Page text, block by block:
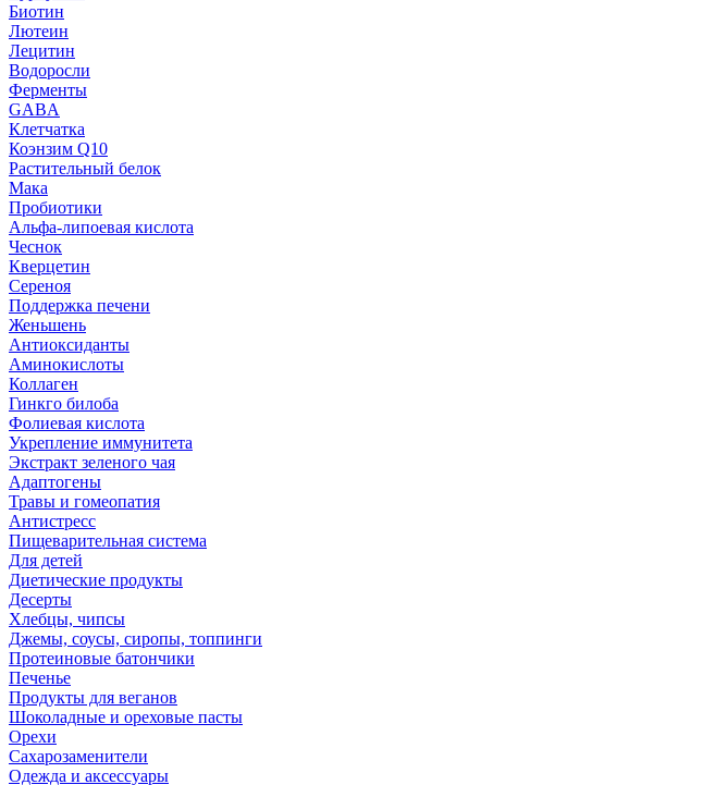
Биотин
Лютеин
Лецитин
Водоросли
Ферменты
GABA
Клетчатка
Коэнзим Q10
Растительный белок
Мака
Пробиотики
Альфа-липоевая кислота
Чеснок
Кверцетин
Сереноя
Поддержка печени
Женьшень
Антиоксиданты
Аминокислоты
Коллаген
Гинкго билоба
Фолиевая кислота
Укрепление иммунитета
Экстракт зеленого чая
Адаптогены
Травы и гомеопатия
Антистресс
Пищеварительная система
Для детей
Диетические продукты
Десерты
Хлебцы, чипсы
Джемы, соусы, сиропы, топпинги
Протеиновые батончики
Печенье
Продукты для веганов
Шоколадные и ореховые пасты
Орехи
Сахарозаменители
Одежда и аксессуары